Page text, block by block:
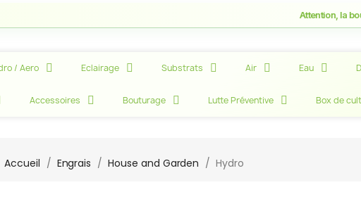
Attention, la boutique a
/ Aero Eclairage Substrats Air Eau
Accessoires Bouturage Lutte Préventive Box de
Accueil Engrais House and Garden Hydro